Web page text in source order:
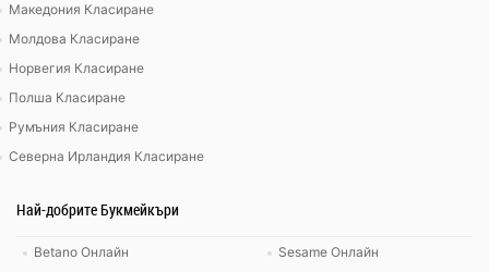
Македония Класиране
Молдова Класиране
Норвегия Класиране
Полша Класиране
Румъния Класиране
Северна Ирландия Класиране
Най-добрите Букмейкъри
Betano Онлайн
Sesame Онлайн